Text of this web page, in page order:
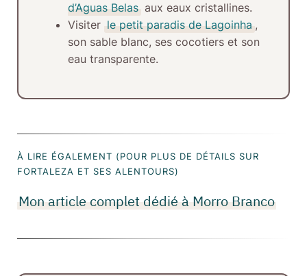
d’Aguas Belas aux eaux cristallines.
Visiter le petit paradis de Lagoinha ,
son sable blanc, ses cocotiers et son
eau transparente.
À LIRE ÉGALEMENT (POUR PLUS DE DÉTAILS SUR
FORTALEZA ET SES ALENTOURS)
Mon article complet dédié à Morro Branco